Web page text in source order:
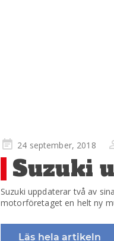
Publicerad
på
24 september, 2018
Suzuki
Suzuki uppdaterar två av
motorföretaget en helt ny
Läs hela artikeln